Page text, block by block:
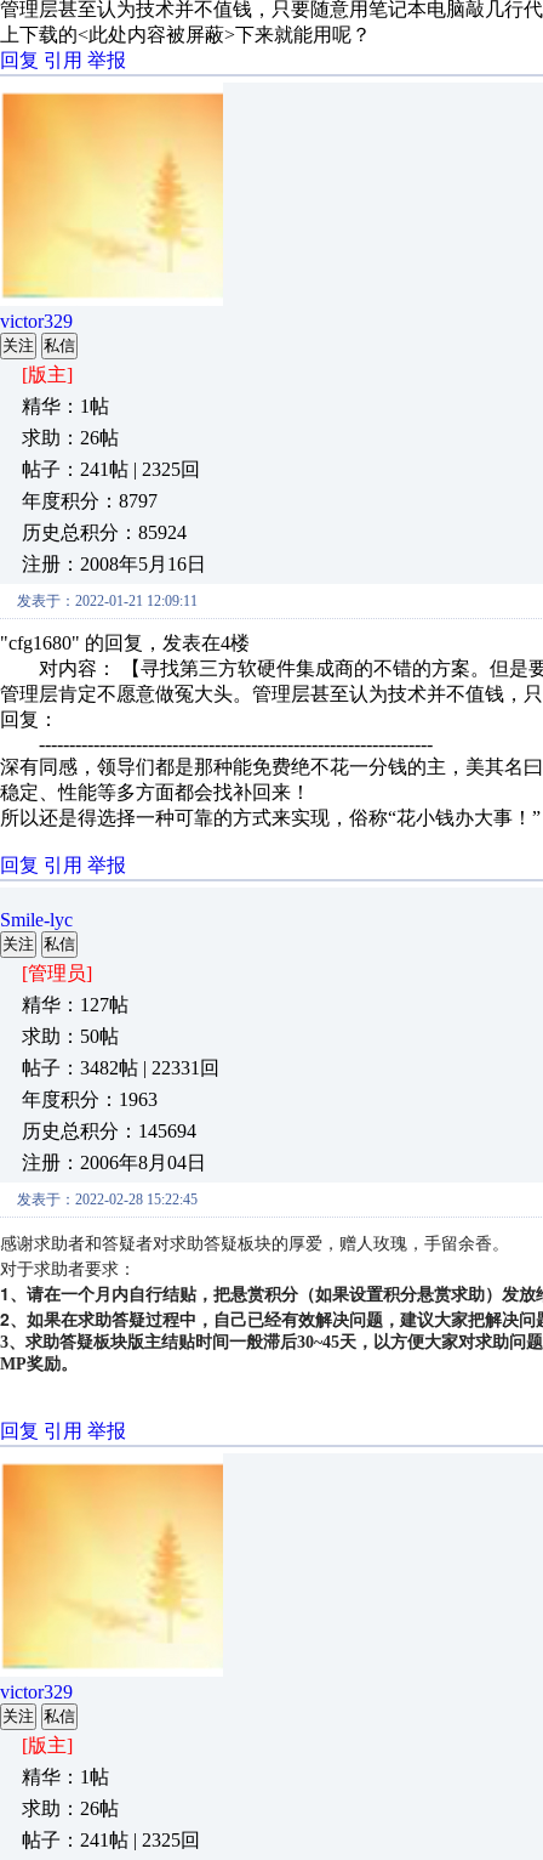
管理层甚至认为技术并不值钱，只要随意用笔记本电脑敲几行
上下载的<此处内容被屏蔽>下来就能用呢？
回复 引用 举报
victor329
关注 私信
[版主]
精华：1帖
求助：26帖
帖子：241帖 | 2325回
年度积分：8797
历史总积分：85924
注册：2008年5月16日
发表于：2022-01-21 12:09:11
"cfg1680" 的回复，发表在4楼
对内容： 【寻找第三方软硬件集成商的不错的方案。但是
管理层肯定不愿意做冤大头。管理层甚至认为技术并不值钱，
回复：
-----------------------------------------------------------------
深有同感，领导们都是那种能免费绝不花一分钱的主，美其名
稳定、性能等多方面都会找补回来！
所以还是得选择一种可靠的方式来实现，俗称“花小钱办大事！”
回复 引用 举报
Smile-lyc
关注 私信
[管理员]
精华：127帖
求助：50帖
帖子：3482帖 | 22331回
年度积分：1963
历史总积分：145694
注册：2006年8月04日
发表于：2022-02-28 15:22:45
感谢求助者和答疑者对求助答疑板块的厚爱，赠人玫瑰，手留余香。
对于求助者要求：
1、请在一个月内自行结贴，把悬赏积分（如果设置积分悬赏求助）发放
2、如果在求助答疑过程中，自己已经有效解决问题，建议大家把解决
3、求助答疑板块版主结贴时间一般滞后30~45天，以方便大家对求助
MP奖励。
回复 引用 举报
victor329
关注 私信
[版主]
精华：1帖
求助：26帖
帖子：241帖 | 2325回